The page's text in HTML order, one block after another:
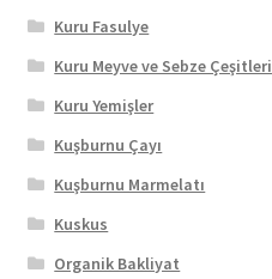
Kuru Fasulye
Kuru Meyve ve Sebze Çeşitleri
Kuru Yemişler
Kuşburnu Çayı
Kuşburnu Marmelatı
Kuskus
Organik Bakliyat